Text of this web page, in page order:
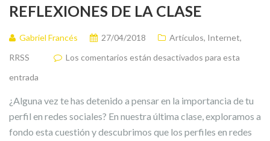
REFLEXIONES DE LA CLASE
Gabriel Francés 27/04/2018 Artículos, Internet,
RRSS
Los comentarios están desactivados para esta
entrada
¿Alguna vez te has detenido a pensar en la importancia de tu
perfil en redes sociales? En nuestra última clase, exploramos a
fondo esta cuestión y descubrimos que los perfiles en redes